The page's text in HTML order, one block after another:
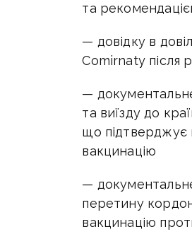
та
— довідку в
Comirnaty після
—
та виїзду до
що підтверджує
вакцинацію
—
перетину
вакцинацію